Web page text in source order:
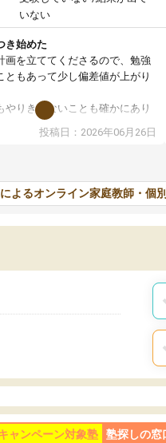
いない
き始めた
画を立ててくださるので、勉強
ともあって少し偏差値が上がり
やりきれないことも確かにあり
てしまう日は徐々に減ってき
ったことで本人もやる気になっ
投稿日：2026年06月26日
よるオンライン家庭教師・個
ャンペーン対象塾 塾探しの窓